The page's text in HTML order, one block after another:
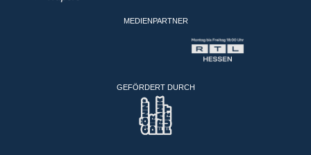
MEDIENPARTNER
GEFÖRDERT DURCH